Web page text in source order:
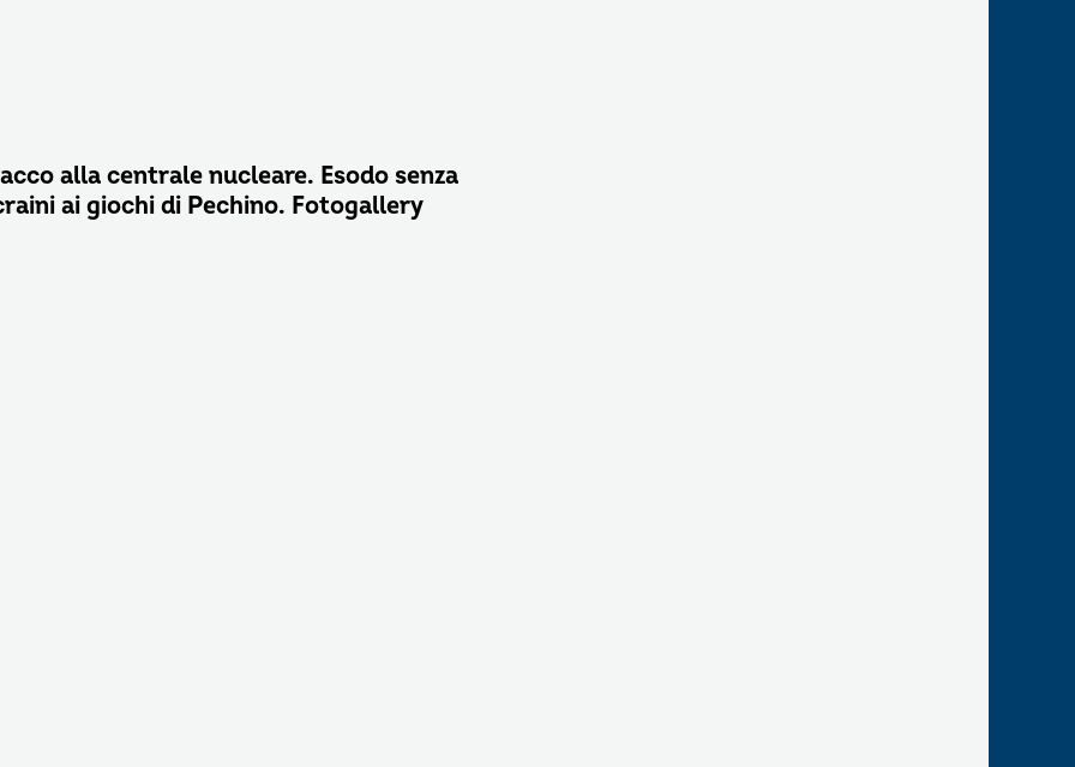
alla centrale nucleare. Esodo senza
ai giochi di Pechino. Fotogallery